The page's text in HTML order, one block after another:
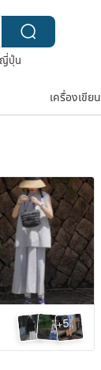
ญี่ปุ่น
เครื่องเขียน
+5